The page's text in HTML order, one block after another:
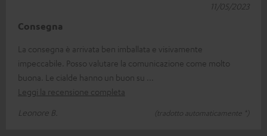
Consegna
La consegna è arrivata ben imballata e visivamente
impeccabile. Posso valutare la comunicazione come molto
buona. Le cialde hanno un buon su
Leggi la recensione completa
Leonore B.
(tradotto automaticamente *)
11/05/2023